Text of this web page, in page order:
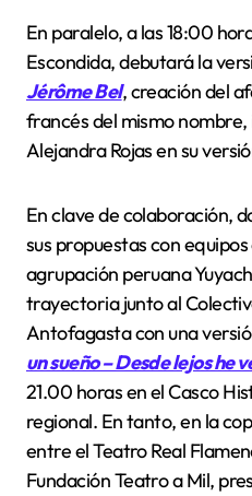
En paralelo, a las 18:00
Escondida, debutará la
Jérôme Bel, creación del
francés del mismo
Alejandra Rojas en su
En clave de colaboración,
sus propuestas con
agrupación peruana
trayectoria junto al
Antofagasta con una
un sueño – Desde lejos he
21.00 horas en el Casco
regional. En tanto, en la
entre el Teatro Real
Fundación Teatro a Mil,